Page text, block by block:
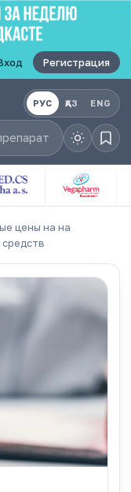
Регистрация
РУС ҚАЗ ENG
цены на на